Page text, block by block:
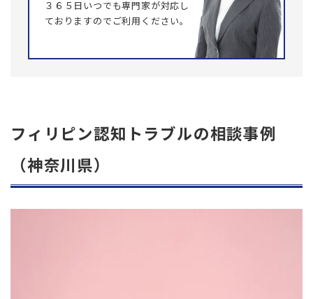
３６５日いつでも専門家が対応し
ておりますのでご利用ください。
フィリピン認知トラブルの相談事例
（神奈川県）